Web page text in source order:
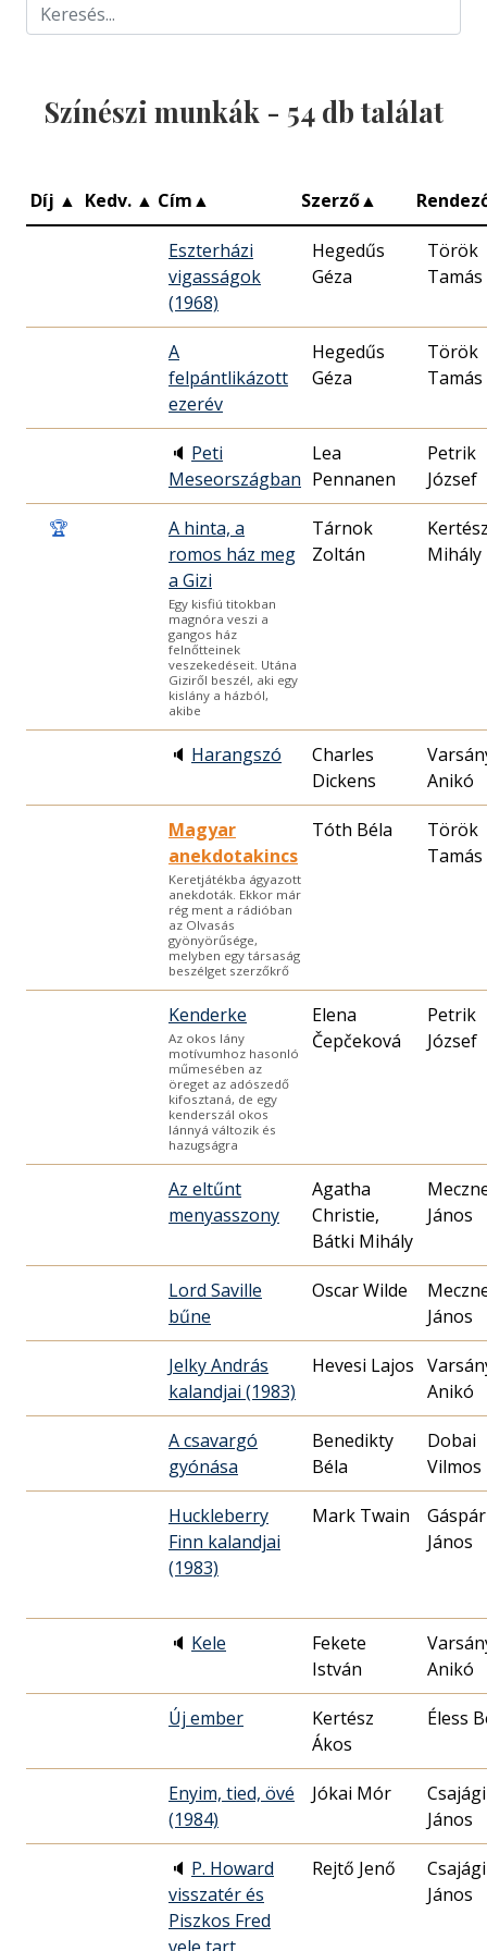
Színészi munkák - 54db találat
Díj ▲ Kedv. ▲ Cím▲ Szerző▲
Eszterházi
vigasságok
(1968)
Hegedűs
Géza
Török
Tamás
A
felpántlikázott
ezerév
Hegedűs
Géza
Török
Tamás
🔈 Peti
Meseországban
Lea
Pennanen
Petrik
József
🏆
A hinta, a
romos ház meg
a Gizi
Egy kisfiú titokban
magnóra veszi a
gangos ház
felnőtteinek
veszekedéseit. Utána
Giziről beszél, aki egy
kislány a házból,
akibe
Tárnok
Zoltán
Mihály
🔈 Harangszó
Charles
Dickens
Anikó
Magyar
anekdotakincs
Keretjátékba ágyazott
anekdoták. Ekkor már
rég ment a rádióban
az Olvasás
gyönyörűsége,
melyben egy társaság
beszélget szerzőkrő
Tóth Béla
Török
Tamás
Kenderke
Az okos lány
motívumhoz hasonló
műmesében az
öreget az adószedő
kifosztaná, de egy
kenderszál okos
lánnyá változik és
hazugságra
Elena
Čepčeková
Petrik
József
Az eltűnt
menyasszony
Agatha
Christie,
Bátki Mihály
János
Lord Saville
bűne
Oscar Wilde
János
Jelky András
kalandjai (1983)
Hevesi Lajos
Anikó
A csavargó
gyónása
Benedikty
Béla
Dobai
Vilmos
Huckleberry
Finn kalandjai
(1983)
Mark Twain
Gáspár
János
🔈 Kele
Fekete
István
Anikó
Új ember
Kertész
Ákos
Éless
Enyim, tied, övé
(1984)
Jókai Mór
Csajági
János
🔈 P. Howard
visszatér és
Piszkos Fred
Rejtő Jenő
Csajági
János